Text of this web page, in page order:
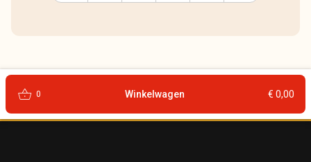
shopping_basket 0 Winkelwagen € 0,00